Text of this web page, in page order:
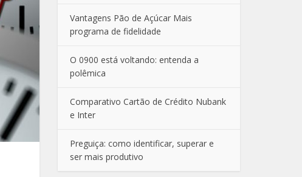
Vantagens Pão de Açúcar Mais
programa de fidelidade
O 0900 está voltando: entenda a
polêmica
Comparativo Cartão de Crédito Nubank
e Inter
Preguiça: como identificar, superar e
ser mais produtivo